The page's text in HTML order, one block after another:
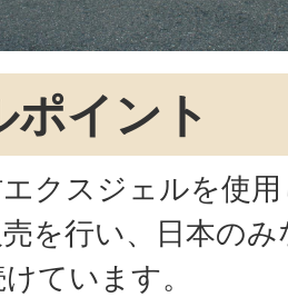
ポイント
クスジェルを使
を行い、日本の
ています。